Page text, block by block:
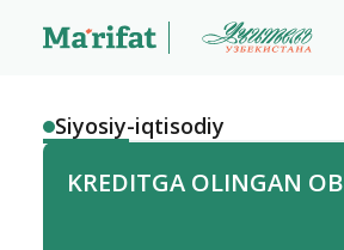
Siyosiy-iqtisodiy
KREDITGA OLINGAN